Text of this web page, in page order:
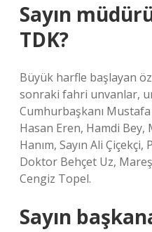
Sayın
TDK?
Büyük harfle başlayan
sonraki fahri unvanlar,
Cumhurbaşkanı
Hasan Eren, Hamdi
Hanım, Sayın Ali
Doktor Behçet Uz,
Cengiz Topel.
Sayın